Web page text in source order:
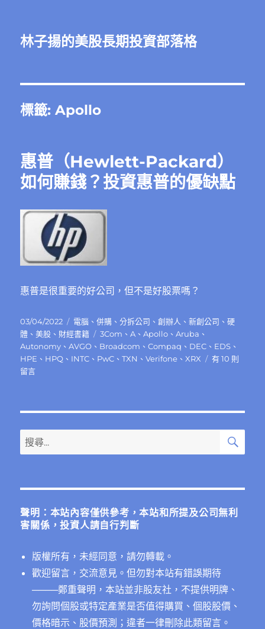
林子揚的美股長期投資部落格
標籤:Apollo
惠普（Hewlett-Packard）
如何賺錢？投資惠普的優缺點
惠普是很重要的好公司，但不是好股票嗎？
發
佈
日
期:
03/04/2022
分
類
電腦 、併購 、分拆公司 、創辦人 、新創公司 、硬
體 、美股 、 財經書籍
標
籤
3Com 、A 、Apollo 、Aruba 、
Autonomy 、AVGO 、 Broadcom 、Compaq 、 DEC 、 EDS 、
HPE 、 HPQ 、 INTC 、 PwC 、TXN 、Verifone 、XRX
在
何
錢？
普
的
中
有 10 則
留言
搜
尋
鍵
搜
聲明：本站內容僅供參考，本站和所提及公司無利
害關係，投資人請自行判斷
版權所有，未經同意，請勿轉載。
歡迎留言，交流意見。但勿對本站有錯誤期待
────鄭重聲明，本站並非股友社，不提供明牌、
勿詢問個股或特定產業是否值得購買、個股股價、
價格暗示、股價預測；違者一律刪除此類留言。